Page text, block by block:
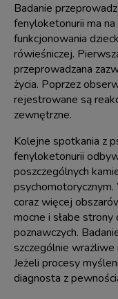
Badanie
fenyloketonurii ma
funkcjonowania
rówieśniczej.
przeprowadzana
życia. Poprzez
rejestrowane są
zewnętrzne.
Kolejne spotkania z
fenyloketonurii
poszczególnych
coraz więcej
mocne i słabe strony
poznawczych.
szczególnie
Jeżeli procesy
diagnosta z